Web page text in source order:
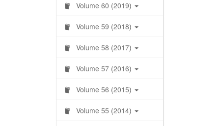
Volume 60 (2019)
Volume 59 (2018)
Volume 58 (2017)
Volume 57 (2016)
Volume 56 (2015)
Volume 55 (2014)